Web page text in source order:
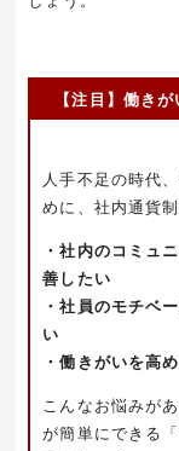
【注目】働き
人手不足の時代
めに、社内通貨
・社内のコミュ
善したい
・社員のモチベ
い
・働きがいを高
こんなお悩みが
が簡単にできる